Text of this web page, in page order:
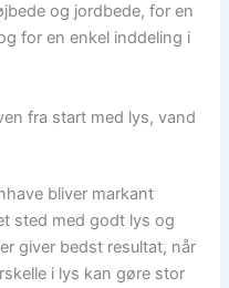
og jordbede, for en
for en enkel inddeling i
fra start med lys, vand
bliver markant
sted med godt lys og
giver bedst resultat, når
i lys kan gøre stor